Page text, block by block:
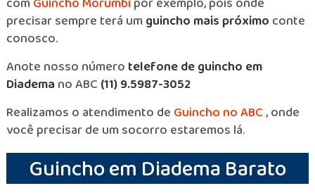
precisar sempre terá umguincho mais próximo conte
conosco.
Anote nosso número telefone de guincho em
Diadema no ABC (11) 9.5987-3052
Realizamos o atendimento de Guincho no ABC, onde
você precisar de um socorro estaremos lá.
Guincho em Diadema Barato